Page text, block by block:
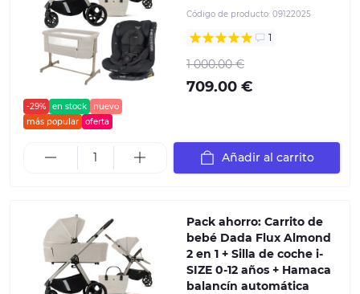
-29% en stock
nuevo
más popular
oferta
Código de producto: 09122025
1
1 000.00 €
709.00 €
Añadir al carrito
Pack ahorro: Carrito de
bebé Dada Flux Almond
2 en 1 + Silla de coche i-
SIZE 0-12 años + Hamaca
balancín automática